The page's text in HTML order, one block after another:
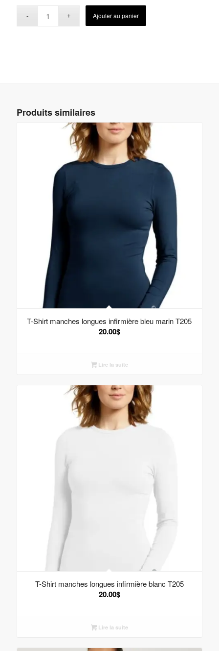
Ajouter au panier
Produits similaires
T-Shirt manches longues infirmière bleu marin T205
20.00$
Lire la suite
T-Shirt manches longues infirmière blanc T205
20.00$
Lire la suite